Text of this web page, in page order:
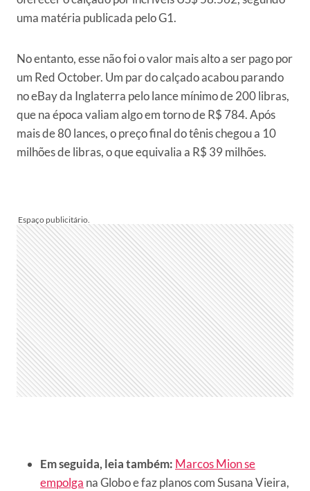
uma matéria publicada pelo G1.
No entanto, esse não foi o valor mais alto a ser pago por
um Red October. Um par do calçado acabou parando
no eBay da Inglaterra pelo lance mínimo de 200 libras,
que na época valiam algo em torno de R$ 784. Após
mais de 80 lances, o preço final do tênis chegou a 10
milhões de libras, o que equivalia a R$ 39 milhões.
Em seguida, leia também: Marcos Mion se
empolga na Globo e faz planos com Susana Vieira,